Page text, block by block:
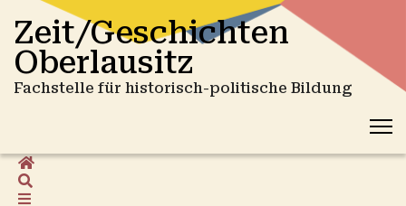
Zeit/Geschichten
Oberlausitz
Fachstelle für historisch-politische Bildung
Home